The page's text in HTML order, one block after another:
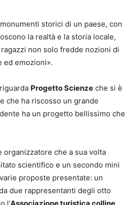
storici di un paese, con
la realtà e la storia locale,
non solo fredde nozioni di
ed emozioni».
Progetto Scienze che si è
che ha riscosso un grande
ha un progetto bellissimo che
organizzatore che a sua volta
scientifico e un secondo mini
proposte presentate: un
due rappresentanti degli otto